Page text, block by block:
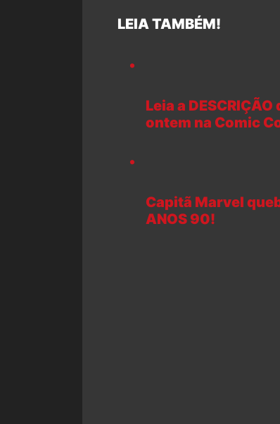
LEIA TAMBÉM!
Leia a
ontem na Comic
Capitã Marvel
ANOS 90!